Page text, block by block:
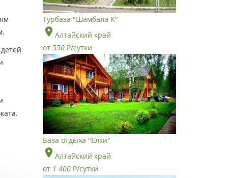
Турбаза "Шамбала К"
Алтайский край
от 550 Р/сутки
База отдыха "Ёлки"
Алтайский край
от 1 400 Р/сутки